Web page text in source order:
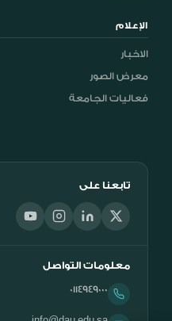
الإعلام
الاخبار
معرض الصور
فعاليات الجامعة
تابعنا على
معلومات التواصل
0114949000